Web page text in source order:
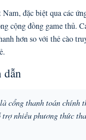
đặc biệt qua các
cộng đồng game thủ.
hơn so với thẻ cào
dẫn
cổng thanh toán chính
nhiều phương thức